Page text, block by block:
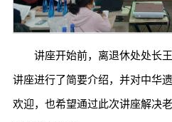
讲座开始前，离退休处处长
讲座进行了简要介绍，并对中华
欢迎，也希望通过此次讲座解决